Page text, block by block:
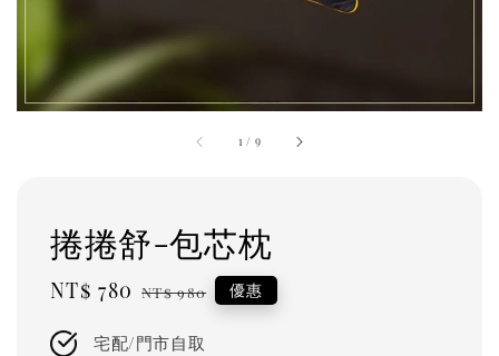
1 / 9
捲捲舒-包芯枕
Sale
NT$ 780 Regular
NT$ 980 優惠
宅配/門市自取